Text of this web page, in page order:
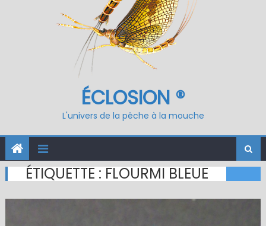
ÉCLOSION ®
L'univers de la pêche à la mouche
ÉTIQUETTE :FLOURMI BLEUE